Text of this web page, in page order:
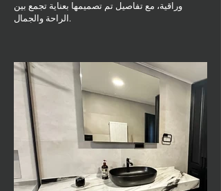
وراقية، مع تفاصيل تم تصميمها بعناية تجمع بين
الراحة والجمال.